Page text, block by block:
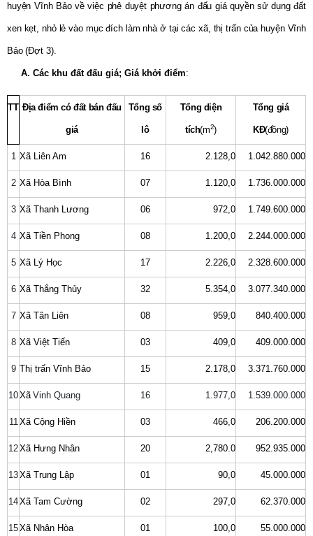
huyện Vĩnh Bảo về việc phê duyệt phương án đấu giá quyền sử dụng đất
xen kẹt, nhỏ lẻ vào mục đích làm nhà ở tại các xã, thị trấn của huyện Vĩnh
Bảo (Đợt 3).
A. Các khu đất đấu giá; Giá khởi điểm:
TT Địa điểm có đất bán đấu
giá
Tổng số
lô
Tổng diện
tích(m2)
Tổng giá
KĐ(đồng)
1 Xã Liên Am 16 2.128,0 1.042.880.000
2 Xã Hòa Bình 07 1.120,0 1.736.000.000
3 Xã Thanh Lương 06 972,0 1.749.600.000
4 Xã Tiền Phong 08 1.200,0 2.244.000.000
5 Xã Lý Học 17 2.226,0 2.328.600.000
6 Xã Thắng Thủy 32 5.354,0 3.077.340.000
7 Xã Tân Liên 08 959,0 840.400.000
8 Xã Việt Tiến 03 409,0 409.000.000
9 Thị trấn Vĩnh Bảo 15 2.178,0 3.371.760.000
10XãVinh Quang 16 1.977,0 1.539.000.000
11Xã Cộng Hiền 03 466,0 206.200.000
12Xã Hưng Nhân 20 2,780.0 952.935.000
13Xã Trung Lập 01 90,0 45.000.000
14Xã Tam Cường 02 297,0 62.370.000
15Xã Nhân Hòa 01 100,0 55.000.000